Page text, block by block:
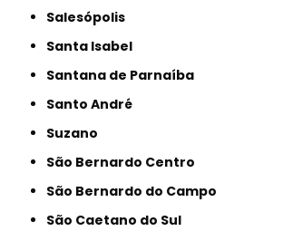
Salesópolis
Santa Isabel
Santana de Parnaíba
Santo André
Suzano
São Bernardo Centro
São Bernardo do Campo
São Caetano do Sul